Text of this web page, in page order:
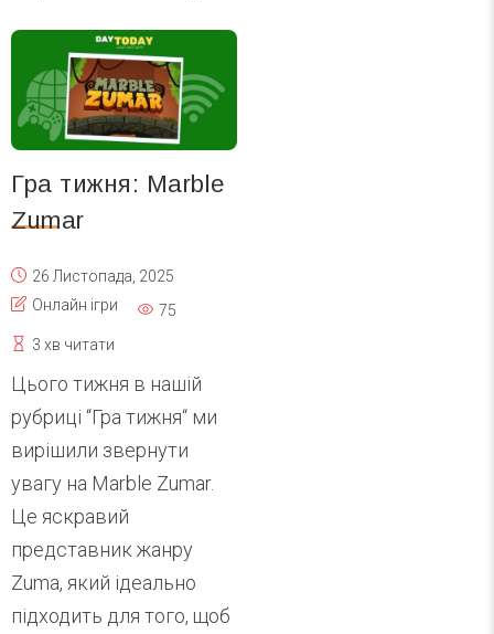
Гра тижня: Marble
Zumar
26 Листопада, 2025
Онлайн ігри
75
3 хв читати
Цього тижня в нашій
рубриці “Гра тижня“ ми
вирішили звернути
увагу на Marble Zumar.
Це яскравий
представник жанру
Zuma, який ідеально
підходить для того, щоб